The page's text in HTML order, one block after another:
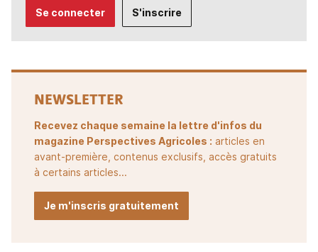
Se connecter S'inscrire
NEWSLETTER
Recevez chaque semaine la lettre d'infos du
magazine Perspectives Agricoles : articles en
avant-première, contenus exclusifs, accès gratuits
à certains articles...
Je m'inscris gratuitement